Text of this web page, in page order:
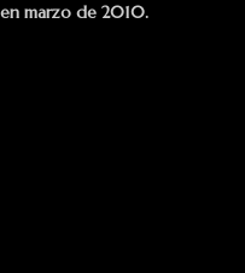
marzo de 2010.